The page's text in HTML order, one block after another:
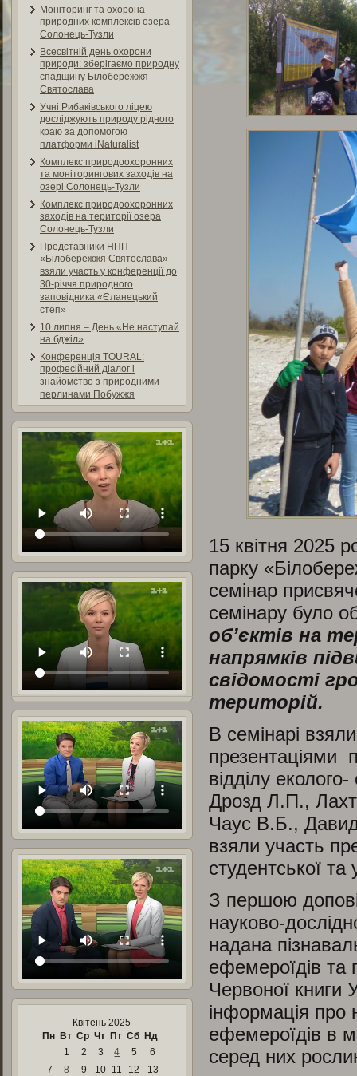
Моніторинг та охорона
природних комплексів озера
Солонець-Тузли
Всесвітній день охорони
природи: зберігаємо природну
спадщину Білобережжя
Святослава
Учні Рибаківського ліцею
досліджують природу рідного
краю за допомогою
платформи iNaturalist
Комплекс природоохоронних
та моніторингових заходів на
озері Солонець-Тузли
Комплекс природоохоронних
заходів на території озера
Солонець-Тузли
Представники НПП
«Білобережжя Святослава»
взяли участь у конференції до
30-річчя природного
заповідника «Єланецький
степ»
10 липня – День «Не наступай
на бджіл»
Конференція TOURAL:
професійний діалог і
знайомство з природними
перлинами Побужжя
Квітень 2025
Пн Вт Ср Чт Пт Сб Нд
1
2 3 4 5
6
7
8 9 10 11 12
13
15 квітня 2025
парку
семінар
семінару було
об’єктів на
напрямків
свідомості
територій.
В семінарі
презентаціями
відділу
Дрозд Л.П.,
Чаус В.Б.,
взяли участь
студентської та
З першою
науково-
надана
ефемероїдів та
Червоної книги
інформація про
ефемероїдів в
серед них